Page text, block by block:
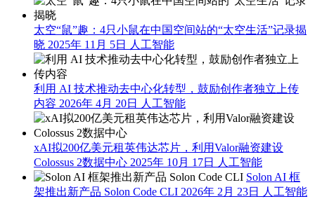
太空“鼠”趣：4只小鼠在中国空间站的“太空生活”记录揭
晓 2025年 11月 5日 人工智能
利用 AI 技术推动去中心化转型，鼓励创作者独立上传
内容 2026年 4月 20日 人工智能
xAI拟200亿美元租英伟达芯片，利用Valor融资建设
Colossus 2数据中心 2025年 10月 17日
人工智能
Solon AI 框
架推出新产品 Solon Code CLI 2026年 2月 23日 人工智能